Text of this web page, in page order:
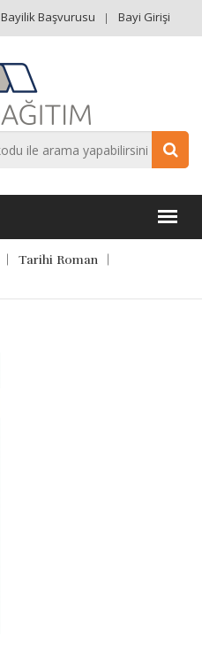
Bayilik Başvurusu Bayi Girişi
Tarihi Roman